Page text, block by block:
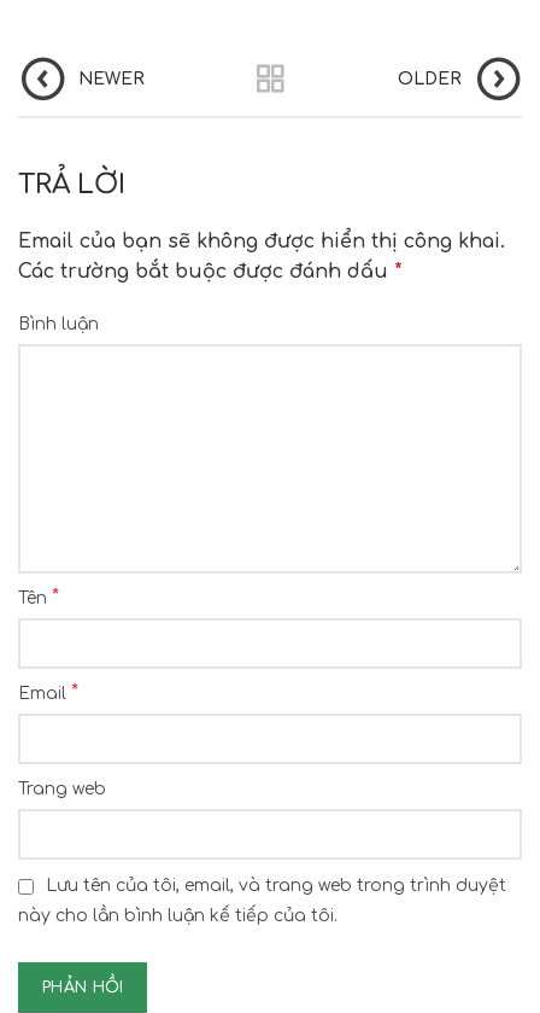
NEWER OLDER
TRẢ LỜI
Email của bạn sẽ không được hiển thị công khai.
Các trường bắt buộc được đánh dấu *
Bình luận
Tên *
Email *
Trang web
Lưu tên của tôi, email, và trang web trong trình duyệt
này cho lần bình luận kế tiếp của tôi.